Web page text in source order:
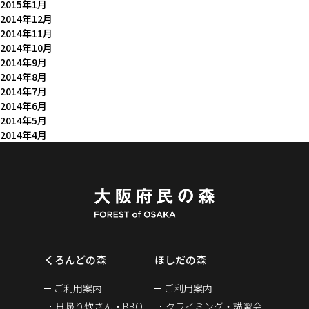
2015年1月
2014年12月
2014年11月
2014年10月
2014年9月
2014年8月
2014年7月
2014年6月
2014年5月
2014年4月
くろんどの森
ご利用案内
日帰り炊さん・BBQ
ほしだの森
ご利用案内
クライミング・講習会